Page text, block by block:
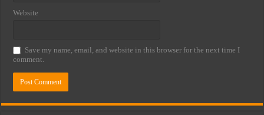
Website
Save my name, email, and website in this browser for the next time I
comment.